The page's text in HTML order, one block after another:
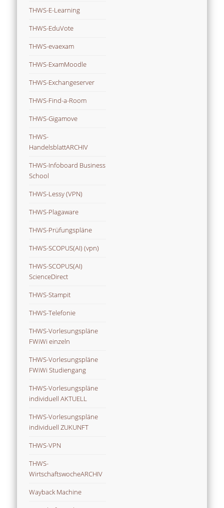
THWS-E-Learning
THWS-EduVote
THWS-evaexam
THWS-ExamMoodle
THWS-Exchangeserver
THWS-Find-a-Room
THWS-Gigamove
THWS-
HandelsblattARCHIV
THWS-Infoboard Business
School
THWS-Lessy (VPN)
THWS-Plagaware
THWS-Prüfungspläne
THWS-SCOPUS(AI) (vpn)
THWS-SCOPUS(AI)
ScienceDirect
THWS-Stampit
THWS-Telefonie
THWS-Vorlesungspläne
FWiWi einzeln
THWS-Vorlesungspläne
FWiWi Studiengang
THWS-Vorlesungspläne
individuell AKTUELL
THWS-Vorlesungspläne
individuell ZUKUNFT
THWS-VPN
THWS-
WirtschaftswocheARCHIV
Wayback Machine